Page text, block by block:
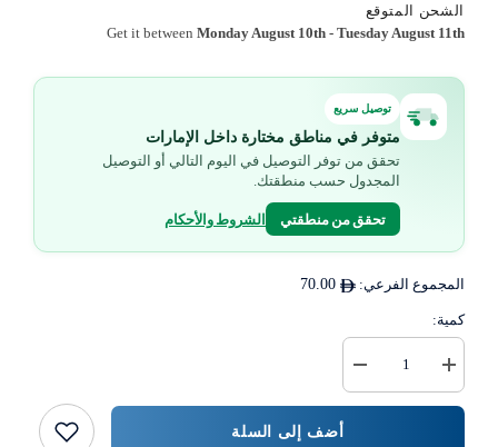
الشحن المتوقع
Get it betweenMonday August 10th -Tuesday August 11th
توصيل سريع
متوفر في مناطق مختارة داخل الإمارات
تحقق من توفر التوصيل في اليوم التالي أو التوصيل
المجدول حسب منطقتك.
تحقق من منطقتي الشروط والأحكام
المجموع الفرعي: 70.00
كمية:
كمية
{{
المنتج
زيادة
كمية
سوفت
أضف إلى السلة